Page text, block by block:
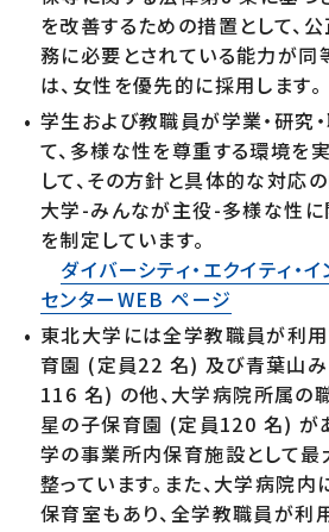
を改善するための措置として、
務に必要とされている能力が同
は、女性を優先的に採用します。
学生および教職員が学業・研究
て、多様な性を尊重する環境を
して、その方針と具体的な対応
大学-みんなが主役-多様な性に
を制定しています。
ダイバーシティ・エクイティ・
センターWEB ページ
東北大学には全学教職員が利
育園 (定員22 名) 及び青葉山
116 名) の他、大学病院所属の
星の子保育園 (定員120 名) が
学の事業所内保育施設として
整っています。また、大学病院
保育室もあり、全学教職員が利